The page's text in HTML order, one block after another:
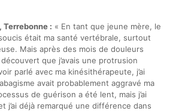
Terrebonne : « En tant que jeune mère, le
était ma santé vertébrale, surtout
Mais après des mois de douleurs
découvert que j’avais une protrusion
parlé avec ma kinésithérapeute, j’ai
avait probablement aggravé ma
de guérison a été lent, mais j’ai
j’ai déjà remarqué une différence dans